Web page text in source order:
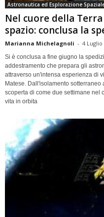
Astronautica ed Esplorazione
Nel cuore della
spazio: conclusa la
Marianna Michelagnoli - 4 Luglio
Si è conclusa a fine giugno la
addestramento che prepara gli
attraverso un'intensa esperienza di
Matese. Dall'isolamento sotterraneo
scoperta di come due settimane nel
vita in orbita